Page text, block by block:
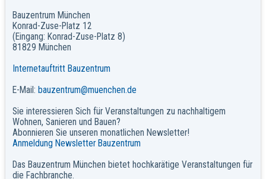
Bauzentrum München
Konrad-Zuse-Platz 12
(Eingang: Konrad-Zuse-Platz 8)
81829 München
Internetauftritt Bauzentrum
E-Mail: bauzentrum@muenchen.de
Sie interessieren Sich für Veranstaltungen zu nachhaltigem
Wohnen, Sanieren und Bauen?
Abonnieren Sie unseren monatlichen Newsletter!
Anmeldung Newsletter Bauzentrum
Das Bauzentrum München bietet hochkarätige Veranstaltungen für
die Fachbranche.